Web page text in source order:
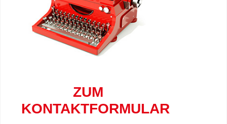
ZUM
KONTAKTFORMULAR